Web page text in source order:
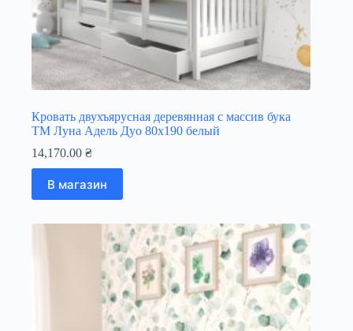
Кровать двухъярусная деревянная с массив бука
ТМ Луна Адель Дуо 80х190 белый
14,170.00 ₴
В магазин